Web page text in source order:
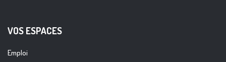
VOS ESPACES
Emploi